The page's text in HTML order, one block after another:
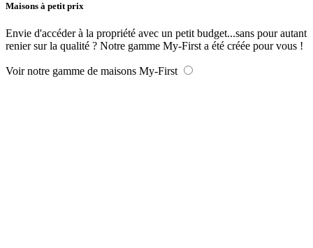
Maisons à petit prix
Envie d'accéder à la propriété avec un petit budget...sans pour autant
renier sur la qualité ? Notre gamme My-First a été créée pour vous !
Voir notre gamme de maisons My-First